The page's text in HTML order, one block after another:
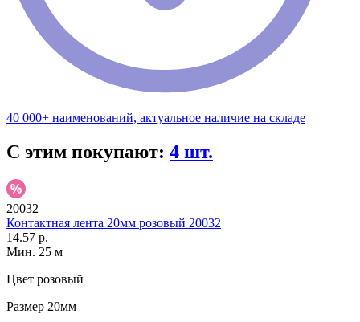
40 000+ наименований, актуальное наличие на складе
С этим покупают: 4 шт.
20032
Контактная лента 20мм розовый 20032
14.57 р.
Мин. 25 м
Цвет розовый
Размер 20мм